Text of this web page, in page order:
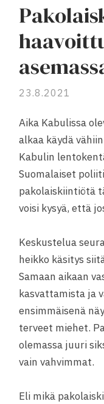
23.8.2021
Aika Kabulissa
alkaa käydä
Kabulin
Suomalaiset
pakolaiskiintiötä
voisi kysyä, että
Keskustelua
heikko käsitys
Samaan aikaan
kasvattamista ja
ensimmäisenä
terveet miehet.
olemassa juuri
vain vahvimmat.
Eli mikä